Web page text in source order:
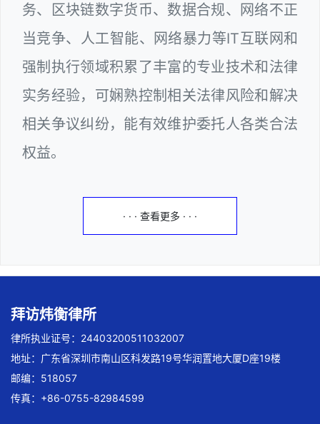
务、区块链数字货币、数据合规、网络不正
当竞争、人工智能、网络暴力等IT互联网和
强制执行领域积累了丰富的专业技术和法律
实务经验，可娴熟控制相关法律风险和解决
相关争议纠纷，能有效维护委托人各类合法
权益。
· · · 查看更多 · · ·
拜访炜衡律所
律所执业证号：24403200511032007
地址：广东省深圳市南山区科发路19号华润置地大厦D座19楼
邮编：518057
传真：+86-0755-82984599